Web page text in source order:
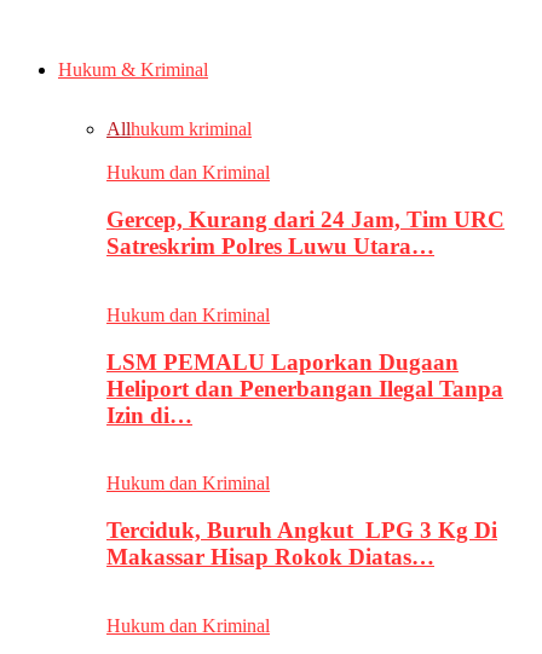
Hukum & Kriminal
Allhukum kriminal
Hukum dan Kriminal
Gercep, Kurang dari 24 Jam, Tim URC
Satreskrim Polres Luwu Utara…
Hukum dan Kriminal
LSM PEMALU Laporkan Dugaan
Heliport dan Penerbangan Ilegal Tanpa
Izin di…
Hukum dan Kriminal
Terciduk, Buruh Angkut LPG 3 Kg Di
Makassar Hisap Rokok Diatas…
Hukum dan Kriminal